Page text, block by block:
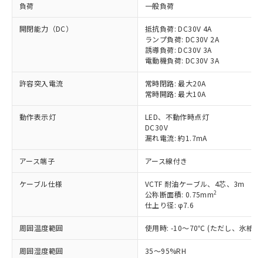
負荷 一般負荷
開閉能力（DC）
抵抗負荷: DC30V 4A
ランプ負荷: DC30V 2A
誘導負荷: DC30V 3A
電動機負荷: DC30V 3A
許容突入電流
常時閉路: 最大20A
常時開路: 最大10A
動作表示灯
LED、不動作時点灯
DC30V
漏れ電流: 約1.7mA
アース端子 アース線付き
ケーブル仕様
VCTF 耐油ケーブル、4芯、3m
公称断面積: 0.75mm2
仕上り径: φ7.6
周囲温度範囲 使用時: -10～70℃ (ただし、氷結し
周囲湿度範囲 35～95%RH